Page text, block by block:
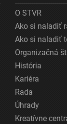
O STVR
Ako si naladiť
Ako si naladiť
Organizačná
História
Kariéra
Rada
Úhrady
Kreatívne